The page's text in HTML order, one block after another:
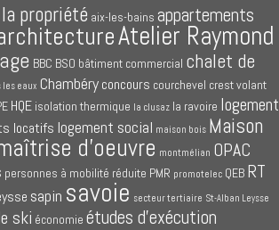
propriété aix-les-bains appartements
Atelier Raymond
BBC BSO bâtiment commercial chalet de
les eaux Chambéryconcours courchevel crest volant
HQE isolation thermique la clusaz la ravoire logement
locatifs logement social maison bois Maison
d'oeuvre montmélian OPAC
personnes à mobilité réduite PMR promotelec QEB RT
sapin savoie secteur tertiaire St-Alban Leysse
ski économie études d'exécution